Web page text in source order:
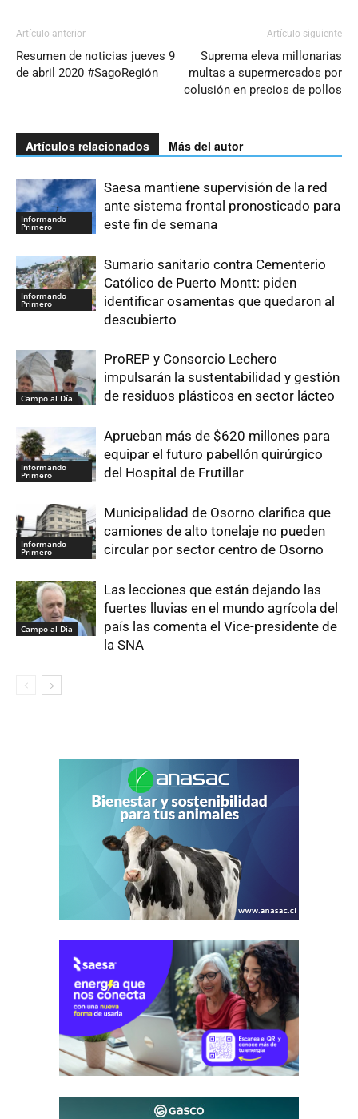
Artículo anterior
Resumen de noticias jueves 9
de abril 2020 #SagoRegión
Artículo siguiente
Suprema eleva millonarias
multas a supermercados por
colusión en precios de pollos
Artículos relacionados Más del autor
Informando
Primero
Saesa mantiene supervisión de la red
ante sistema frontal pronosticado para
este fin de semana
Informando
Primero
Sumario sanitario contra Cementerio
Católico de Puerto Montt: piden
identificar osamentas que quedaron al
descubierto
Campo al Día
ProREP y Consorcio Lechero
impulsarán la sustentabilidad y gestión
de residuos plásticos en sector lácteo
Informando
Primero
Aprueban más de $620 millones para
equipar el futuro pabellón quirúrgico
del Hospital de Frutillar
Informando
Primero
Municipalidad de Osorno clarifica que
camiones de alto tonelaje no pueden
circular por sector centro de Osorno
Campo al Día
Las lecciones que están dejando las
fuertes lluvias en el mundo agrícola del
país las comenta el Vice-presidente de
la SNA